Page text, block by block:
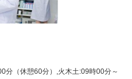
分（休憩60分）,火木土:09時00分～